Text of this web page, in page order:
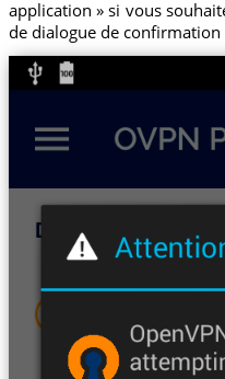
application » si vous
de dialogue de confirmation